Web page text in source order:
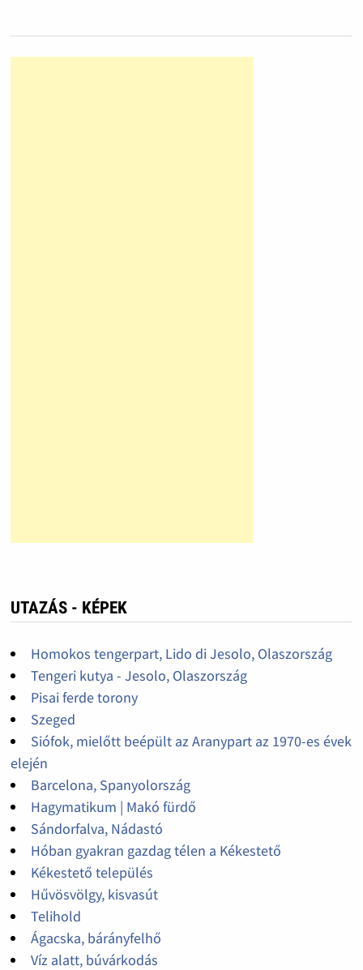
UTAZÁS - KÉPEK
Homokos tengerpart, Lido di Jesolo, Olaszország
Tengeri kutya - Jesolo, Olaszország
Pisai ferde torony
Szeged
Siófok, mielőtt beépült az Aranypart az 1970-es évek
elején
Barcelona, Spanyolország
Hagymatikum | Makó fürdő
Sándorfalva, Nádastó
Hóban gyakran gazdag télen a Kékestető
Kékestető település
Hűvösvölgy, kisvasút
Telihold
Ágacska, bárányfelhő
Víz alatt, búvárkodás